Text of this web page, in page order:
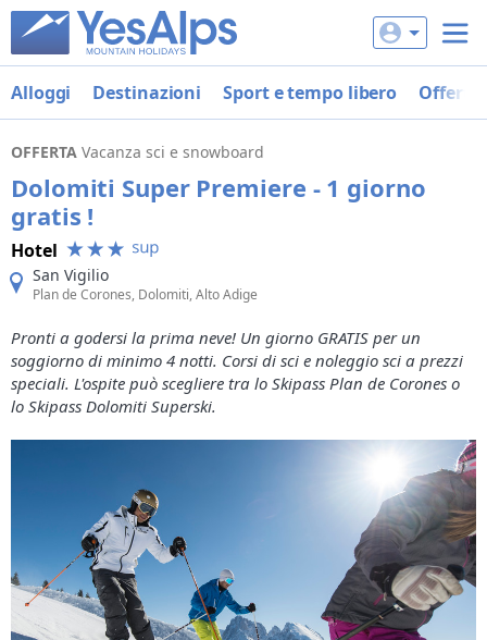
Alloggi Destinazioni Sport e tempo libero Offerte
OFFERTA Vacanza sci e snowboard
Dolomiti Super Premiere - 1 giorno
gratis !
Hotel
San Vigilio
Plan de Corones, Dolomiti, Alto Adige
Pronti a godersi la prima neve! Un giorno GRATIS per un
soggiorno di minimo 4 notti. Corsi di sci e noleggio sci a prezzi
speciali. L'ospite può scegliere tra lo Skipass Plan de Corones o
lo Skipass Dolomiti Superski.